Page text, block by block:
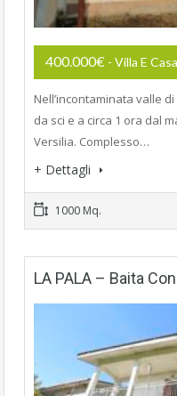
400.000€ - Villa E
Nell’incontaminata valle
da sci e a circa 1 ora dal
Versilia. Complesso…
+ Dettagli
1000 Mq.
LA PALA – Baita